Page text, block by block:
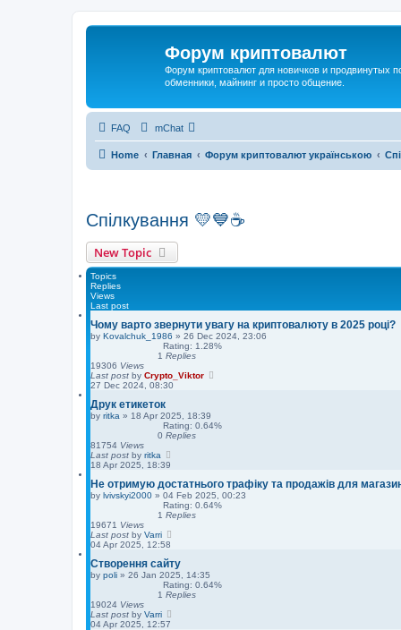
Форум криптовалют
Форум криптовалют для новичков и продвинутых
обменники, майнинг и просто общение.
FAQ mChat
Home Главная Форум криптовалют українською
Спілкування 💛💙☕
New Topic
Topics
Replies
Views
Last post
Чому варто звернути увагу на криптовалюту в 2025 році?
by Kovalchuk_1986 » 26 Dec 2024, 23:06
Rating: 1.28%
1 Replies
19306 Views
Last post by Crypto_Viktor
27 Dec 2024, 08:30
Друк етикеток
by ritka » 18 Apr 2025, 18:39
Rating: 0.64%
0 Replies
81754 Views
Last post by ritka
18 Apr 2025, 18:39
Не отримую достатнього трафіку та продажів для
by lvivskyi2000 » 04 Feb 2025, 00:23
Rating: 0.64%
1 Replies
19671 Views
Last post by Varri
04 Apr 2025, 12:58
Створення сайту
by poli » 26 Jan 2025, 14:35
Rating: 0.64%
1 Replies
19024 Views
Last post by Varri
04 Apr 2025, 12:57